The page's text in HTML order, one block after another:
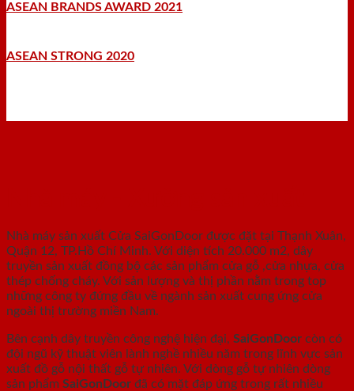
ASEAN BRANDS AWARD 2021
ASEAN STRONG 2020
Nhà máy sản xuất Cửa SaiGonDoor được đặt tại Thạnh Xuân,
Quận 12, TP.Hồ Chí Minh. Với diện tích 20.000 m2, dây
truyền sản xuất đồng bộ các sản phẩm cửa gỗ ,cửa nhựa, cửa
thép chống cháy. Với sản lượng và thị phần nằm trong top
những công ty đứng đầu về ngành sản xuất cung ứng cửa
ngoài thị trường miền Nam.
Bên cạnh dây truyền công nghệ hiện đại, SaiGonDoor còn có
đội ngũ kỹ thuật viên lành nghề nhiều năm trong lĩnh vực sản
xuất đồ gỗ nội thất gỗ tự nhiên. Với dòng gỗ tự nhiên dòng
sản phẩm SaiGonDoor đã có mặt đáp ứng trong rất nhiều